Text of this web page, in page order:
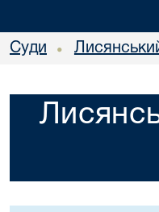
Суди •